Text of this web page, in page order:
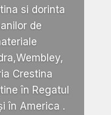
si dorinta
de
Crestina
în Regatul
în America .